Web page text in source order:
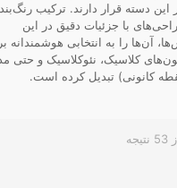
ترکیب رنگ‌بندی‌های
در این
هوشمندانه برای
و حتی مدرن (به
است.